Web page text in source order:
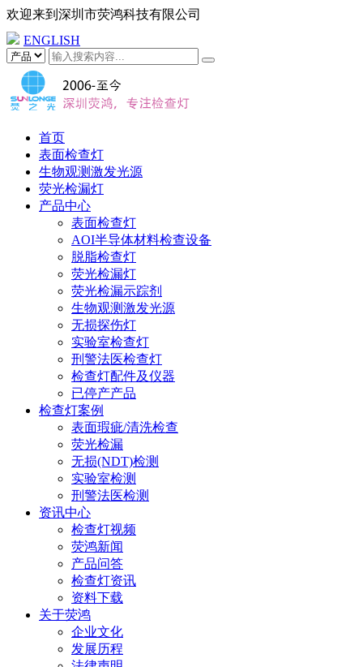
欢迎来到 深圳市荧鸿科技有限公司
ENGLISH
首页
表面检查灯
生物观测激发光源
荧光检漏灯
产品中心
表面检查灯
AOI半导体材料检查设备
脱脂检查灯
荧光检漏灯
荧光检漏示踪剂
生物观测激发光源
无损探伤灯
实验室检查灯
刑警法医检查灯
检查灯配件及仪器
已停产产品
检查灯案例
表面瑕疵/清洗检查
荧光检漏
无损(NDT)检测
实验室检测
刑警法医检测
资讯中心
检查灯视频
荧鸿新闻
产品问答
检查灯资讯
资料下载
关于荧鸿
企业文化
发展历程